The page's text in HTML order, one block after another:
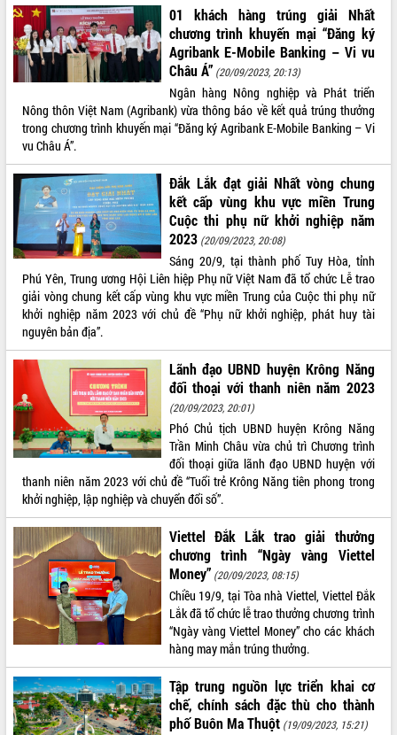
Không có file video nào để phát.
ALBUM ẢNH
LIÊN KẾT WEB
THỐNG KÊ TRUY CẬP
Hôm nay: 10406
Tất cả:
65986548
01 khách hàng trúng giải Nhất
chương trình khuyến mại “Đăng ký
Agribank E-Mobile Banking – Vi vu
Châu Á” (20/09/2023, 20:13)
Ngân hàng Nông nghiệp và Phát triển
Nông thôn Việt Nam (Agribank) vừa thông báo về kết quả trúng thưởng
trong chương trình khuyến mại “Đăng ký Agribank E-Mobile Banking – Vi
vu Châu Á”.
Đắk Lắk đạt giải Nhất vòng chung
kết cấp vùng khu vực miền Trung
Cuộc thi phụ nữ khởi nghiệp năm
2023 (20/09/2023, 20:08)
Sáng 20/9, tại thành phố Tuy Hòa, tỉnh
Phú Yên, Trung ương Hội Liên hiệp Phụ nữ Việt Nam đã tổ chức Lễ trao
giải vòng chung kết cấp vùng khu vực miền Trung của Cuộc thi phụ nữ
khởi nghiệp năm 2023 với chủ đề “Phụ nữ khởi nghiệp, phát huy tài
nguyên bản địa”.
Lãnh đạo UBND huyện Krông Năng
đối thoại với thanh niên năm 2023
(20/09/2023, 20:01)
Phó Chủ tịch UBND huyện Krông Năng
Trần Minh Châu vừa chủ trì Chương trình
đối thoại giữa lãnh đạo UBND huyện với
thanh niên năm 2023 với chủ đề “Tuổi trẻ Krông Năng tiên phong trong
khởi nghiệp, lập nghiệp và chuyển đổi số”.
Viettel Đắk Lắk trao giải thưởng
chương trình “Ngày vàng Viettel
Money” (20/09/2023, 08:15)
Chiều 19/9, tại Tòa nhà Viettel, Viettel Đắk
Lắk đã tổ chức lễ trao thưởng chương trình
“Ngày vàng Viettel Money” cho các khách
hàng may mắn trúng thưởng.
Tập trung nguồn lực triển khai cơ
chế, chính sách đặc thù cho thành
phố Buôn Ma Thuột (19/09/2023, 15:21)